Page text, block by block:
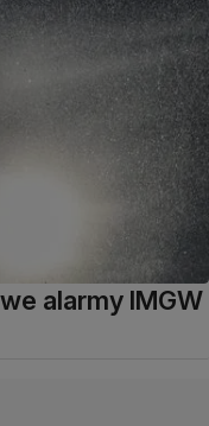
alarmy IMGW